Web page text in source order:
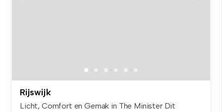
Rijswijk
Licht, Comfort en Gemak in The Minister Dit